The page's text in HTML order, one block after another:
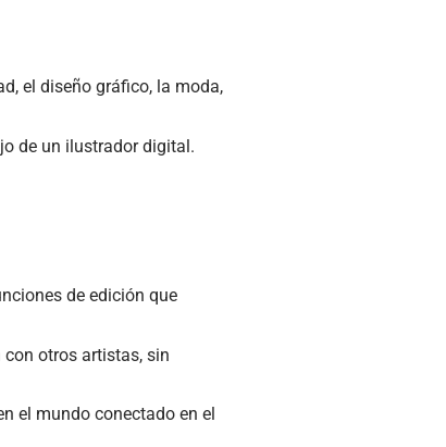
el diseño gráfico, la moda,
de un ilustrador digital.
de edición que
otros artistas, sin
el mundo conectado en el